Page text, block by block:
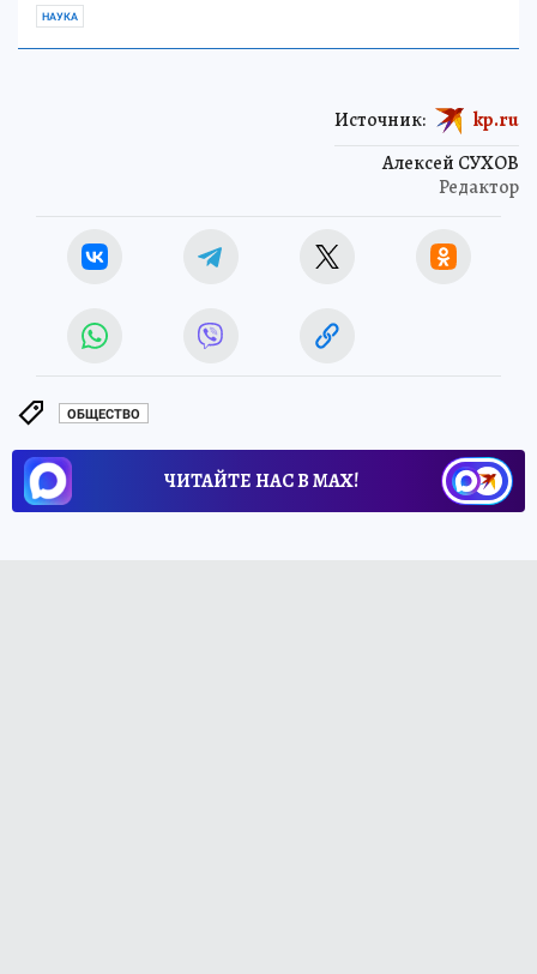
НАУКА
Алексей СУХОВ
Редактор
Источник: kp.ru
ОБЩЕСТВО
ЧИТАЙТЕ НАС В МАХ!